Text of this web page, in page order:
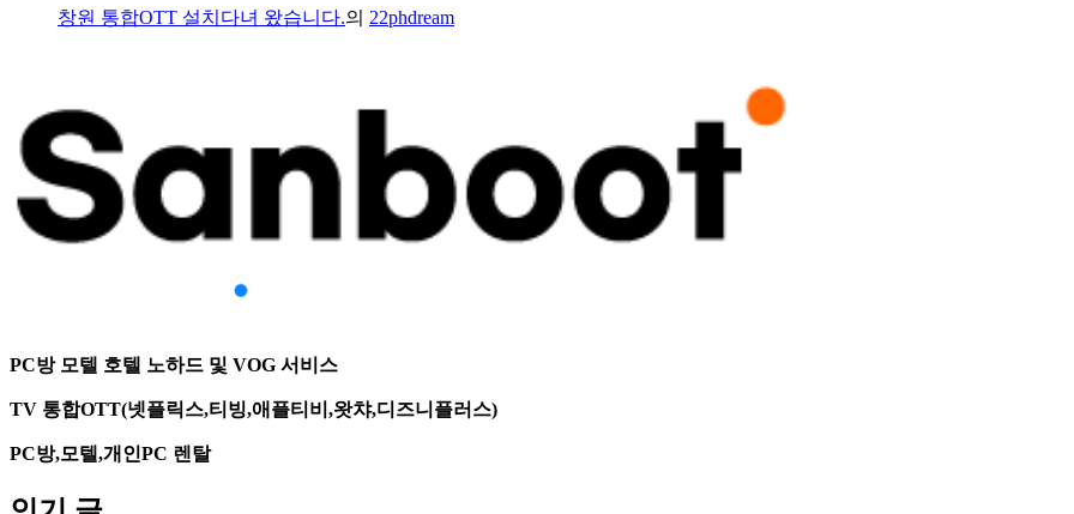
창원 통합OTT 설치다녀 왔습니다.의 22phdream
PC방 모텔 호텔 노하드 및 VOG 서비스
TV 통합OTT(넷플릭스,티빙,애플티비,왓챠,디즈니플러스)
PC방,모텔,개인PC 렌탈